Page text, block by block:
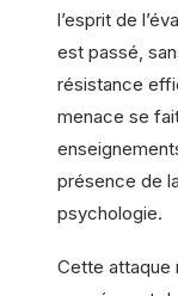
l’esprit de
est passé,
résistance
menace se
présence de
psychologie.
Cette attaque